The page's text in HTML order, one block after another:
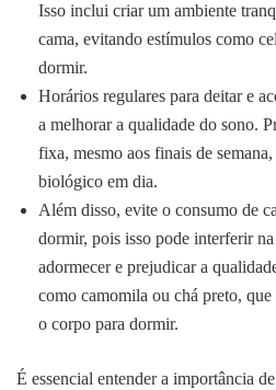
Isso inclui criar um ambiente
cama, evitando estímulos como
dormir.
Horários regulares para deitar e
a melhorar a qualidade do sono.
fixa, mesmo aos finais de
biológico em dia.
Além disso, evite o consumo de
dormir, pois isso pode interferir
adormecer e prejudicar a
como camomila ou chá preto,
o corpo para dormir.
É essencial entender a importância